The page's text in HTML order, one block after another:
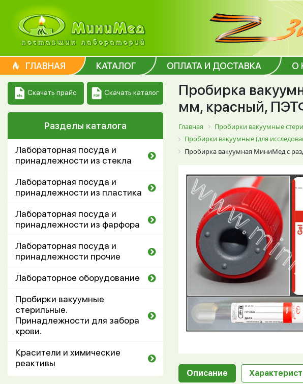
ГЛАВНАЯ КАТАЛОГ ОПЛАТА И ДОСТАВКА О
Скачать прайс Скачать каталог
Разделы каталога
Лабораторная посуда и
принадлежности из стекла
Лабораторная посуда и
принадлежности из пластика
Лабораторная посуда и
принадлежности из фарфора
Лабораторная посуда и
принадлежности прочие
Лабораторное оборудование
Пробирки вакуумные
стерильные.
Принадлежности для забора
крови.
Красители и химические
реактивы
Пробирка
мм, красный,
Главная Пробирки вакуумные
Пробирки вакуумные (для
Пробирка вакуумная МиниМед с
Описание